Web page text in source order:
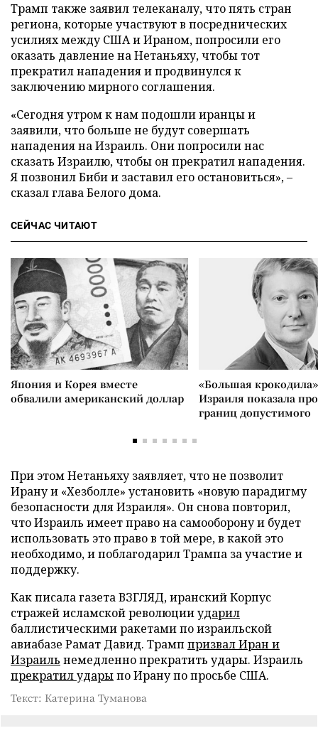
Трамп также заявил телеканалу, что пять стран
региона, которые участвуют в посреднических
усилиях между США и Ираном, попросили его
оказать давление на Нетаньяху, чтобы тот
прекратил нападения и продвинулся к
заключению мирного соглашения.
«Сегодня утром к нам подошли иранцы и
заявили, что больше не будут совершать
нападения на Израиль. Они попросили нас
сказать Израилю, чтобы он прекратил нападения.
Я позвонил Биби и заставил его остановиться», –
сказал глава Белого дома.
СЕЙЧАС ЧИТАЮТ
Япония и Корея вместе
обвалили американский доллар
«Большая
Израиля показала
границ допустимого
При этом Нетаньяху заявляет, что не позволит
Ирану и «Хезболле» установить «новую парадигму
безопасности для Израиля». Он снова повторил,
что Израиль имеет право на самооборону и будет
использовать это право в той мере, в какой это
необходимо, и поблагодарил Трампа за участие и
поддержку.
Как писала газета ВЗГЛЯД, иранский Корпус
стражей исламской революцииударил
баллистическими ракетами по израильской
авиабазе Рамат Давид. Трамп призвал Иран и
Израиль немедленно прекратить удары. Израиль
прекратил ударыпо Ирану по просьбе США.
Текст: Катерина Туманова